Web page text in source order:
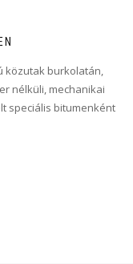
közutak burkolatán,
nélküli, mechanikai
speciális bitumenként